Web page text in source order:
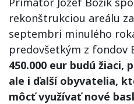
rekonštrukciou areálu
septembri minulého
predovšetkým z fondov
450.000 eur budú žiaci,
ale i ďalší obyvatelia,
môcť využívať nové